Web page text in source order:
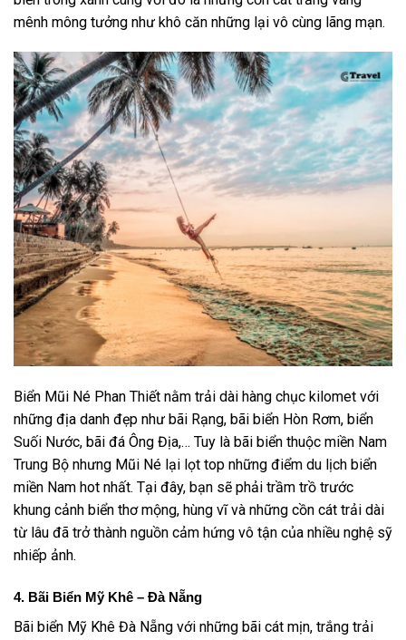
mênh mông tưởng như khô căn những lại vô cùng lãng mạn.
Biển Mũi Né Phan Thiết nằm trải dài hàng chục kilomet với
những địa danh đẹp như bãi Rạng, bãi biển Hòn Rơm, biển
Suối Nước, bãi đá Ông Địa,… Tuy là bãi biển thuộc miền Nam
Trung Bộ nhưng Mũi Né lại lọt top những điểm du lịch biển
miền Nam hot nhất. Tại đây, bạn sẽ phải trầm trồ trước
khung cảnh biển thơ mộng, hùng vĩ và những cồn cát trải dài
từ lâu đã trở thành nguồn cảm hứng vô tận của nhiều nghệ sỹ
nhiếp ảnh.
4. Bãi Biển Mỹ Khê – Đà Nẵng
Bãi biển Mỹ Khê Đà Nẵng với những bãi cát mịn, trắng trải